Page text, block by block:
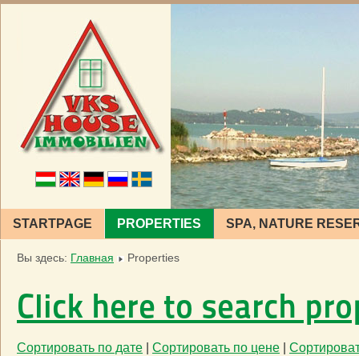
STARTPAGE PROPERTIES SPA, NATURE
Вы здесь: Главная Properties
Click here to search
Сортировать по дате Сортировать по цене